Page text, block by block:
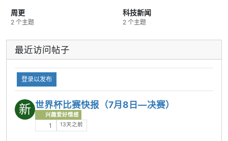
周更
2 个主题
科技新闻
2 个主题
最近访问帖子
登录以发布
新 世界杯比赛快报（7月8日—决赛）
兴趣爱好情感
1 13天之前